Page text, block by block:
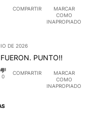
COMPARTIR
MARCAR
COMO
INAPROPIADO
DE 2026
PUNTO!!
0
COMPARTIR
MARCAR
COMO
INAPROPIADO